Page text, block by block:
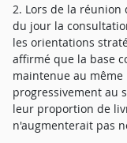
2. Lors de la
du jour la
les orientations
affirmé que la base
maintenue au
progressivement au
leur proportion de
n'augmenterait pas